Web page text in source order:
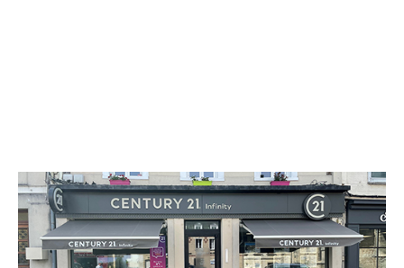
CENTURY 21 Infinity
59 place André Léger
RESSONS SUR MATZ - 60490